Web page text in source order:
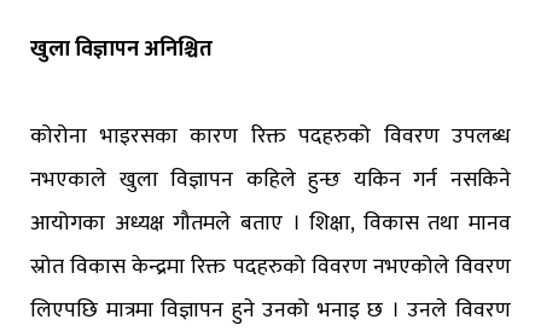
खुला विज्ञापन अनिश्चित
कोरोना भाइरसका कारण रिक्त पदहरुको विवरण उपलब्ध
नभएकाले खुला विज्ञापन कहिले हुन्छ यकिन गर्न नसकिने
आयोगका अध्यक्ष गौतमले बताए । शिक्षा, विकास तथा मानव
स्रोत विकास केन्द्रमा रिक्त पदहरुको विवरण नभएकोले विवरण
लिएपछि मात्रमा विज्ञापन हुने उनको भनाइ छ । उनले विवरण